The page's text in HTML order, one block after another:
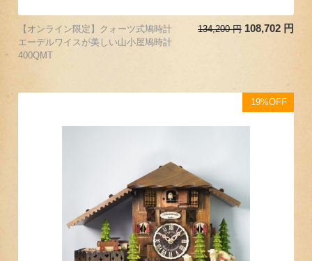
【オンライン限定】クォーツ式鳩時計
エーデルワイスが美しい山小屋鳩時計
400QMT
134,200 円 108,702 円
19%OFF